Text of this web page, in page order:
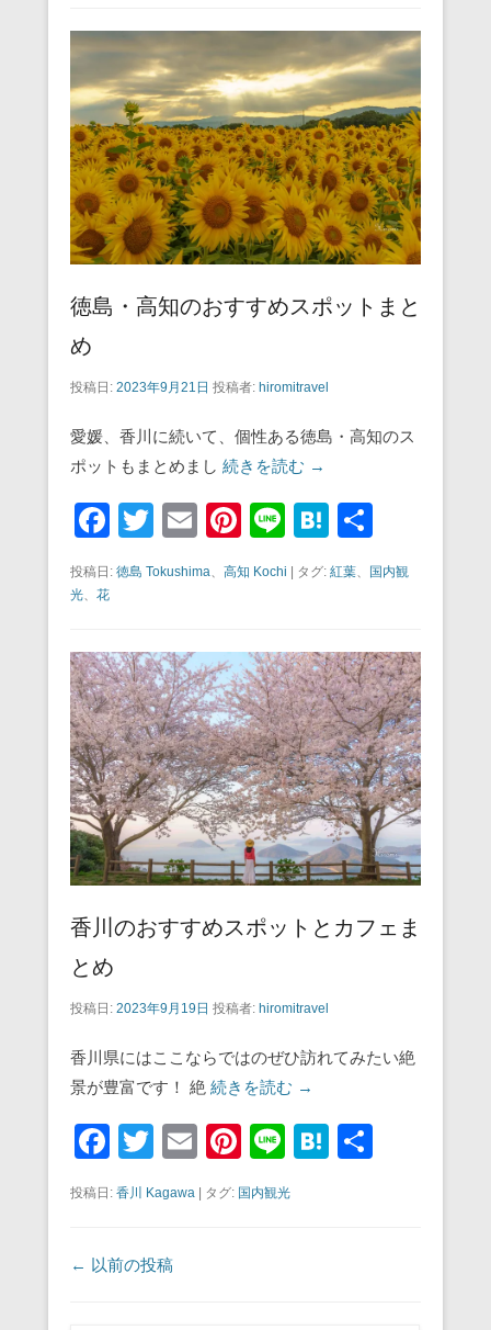
b
o
o
k
st
a
徳島・高知のおすすめスポットまと
め
投稿日: 2023年9月21日 投稿者: hiromitravel
愛媛、香川に続いて、個性ある徳島・高知のス
ポットもまとめまし 続きを読む →
F
a
c
b
o
o
k
T
E
ail
Pi
er
st
Li
e
H
at
e
a
有
投稿日: 徳島 Tokushima 高知 Kochi | タグ: 紅葉
国内観
光
花
香川のおすすめスポットとカフェま
とめ
投稿日: 2023年9月19日 投稿者: hiromitravel
香川県にはここならではのぜひ訪れてみたい絶
景が豊富です！ 絶 続きを読む →
F
a
c
b
T
tt
er
E
ail
Pi
nt
er
Li
e
H
投稿日: 香川 Kagawa | タグ: 国内観光
投稿ナビゲーション
← 以前の投稿